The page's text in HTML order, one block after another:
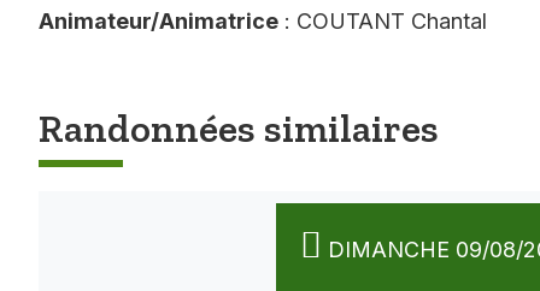
Animateur/Animatrice : COUTANT Chantal
Randonnées similaires
DIMANCHE 09/08/